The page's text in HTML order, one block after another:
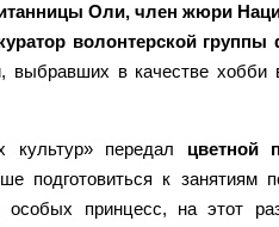
Оли, член жюри
волонтерской группы
выбравших в качестве хобби
культур» передал цветной
подготовиться к занятиям
особых принцесс, на этот